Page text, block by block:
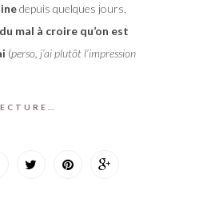
depuis quelques jours,
mal à croire qu’on est
(perso, j’ai plutôt l’impression